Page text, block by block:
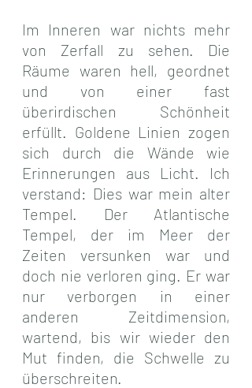
Im Inneren war nichts mehr
von Zerfall zu sehen. Die
Räume waren hell, geordnet
und von einer fast
überirdischen Schönheit
erfüllt. Goldene Linien zogen
sich durch die Wände wie
Erinnerungen aus Licht. Ich
verstand: Dies war mein alter
Tempel. Der Atlantische
Tempel, der im Meer der
Zeiten versunken war und
doch nie verloren ging. Er war
nur verborgen in einer
anderen Zeitdimension,
wartend, bis wir wieder den
Mut finden, die Schwelle zu
überschreiten.